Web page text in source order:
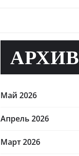
АРХИВ
Май 2026
Апрель 2026
Март 2026